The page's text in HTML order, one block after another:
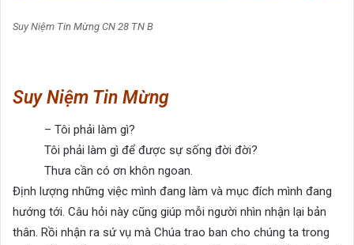
Suy Niệm Tin Mừng CN 28 TN B
Suy Niệm Tin Mừng
– Tôi phải làm gì?
Tôi phải làm gì để được sự sống đời đời?
Thưa cần có ơn khôn ngoan.
Định lượng những việc mình đang làm và mục đích mình đang
hướng tới. Câu hỏi này cũng giúp mỗi người nhìn nhận lại bản
thân. Rồi nhận ra sứ vụ mà Chúa trao ban cho chúng ta trong